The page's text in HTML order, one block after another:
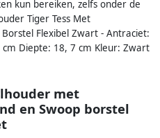
kun bereiken, zelfs onder de
Tiger Tess Met
Flexibel Zwart - Antraciet:
Diepte: 18, 7 cm Kleur: Zwart
met
en Swoop borstel